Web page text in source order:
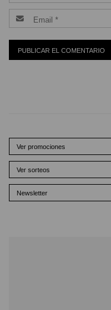
Ver promociones
Ver sorteos
Newsletter